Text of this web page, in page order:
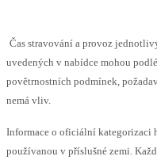
Čas stravování a provoz
uvedených v nabídce mohou
povětrnostních podmínek,
nemá vliv.
Informace o oficiální kategorizaci
používanou v příslušné zemi.